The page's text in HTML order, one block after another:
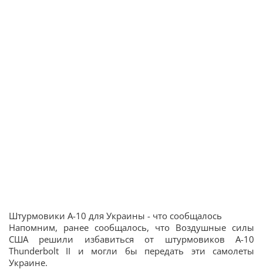
Штурмовики A-10 для Украины - что сообщалось
Напомним, ранее сообщалось, что Воздушные силы
США решили избавиться от штурмовиков A-10
Thunderbolt II и могли бы передать эти самолеты
Украине.